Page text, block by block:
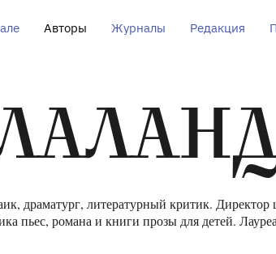
Авторы Журналы Редакция
драматург, литературный критик.
пьес, романа и книги прозы для детей.